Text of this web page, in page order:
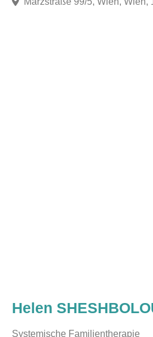
Helen
Systemische Familientherapie